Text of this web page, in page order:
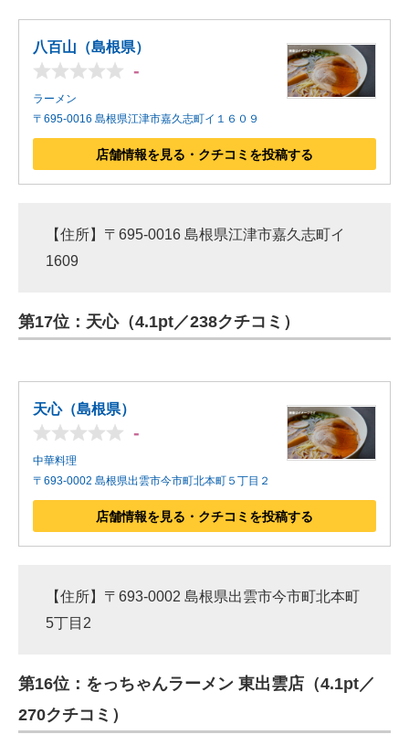
八百山（島根県）
-
ラーメン
〒695-0016 島根県江津市嘉久志町イ１６０９
店舗情報を見る・クチコミを投稿する
【住所】〒695-0016 島根県江津市嘉久志町イ
1609
第17位：天心（4.1pt／238クチコミ）
天心（島根県）
-
中華料理
〒693-0002 島根県出雲市今市町北本町５丁目２
店舗情報を見る・クチコミを投稿する
【住所】〒693-0002 島根県出雲市今市町北本町
5丁目2
第16位：をっちゃんラーメン 東出雲店（4.1pt／
270クチコミ）